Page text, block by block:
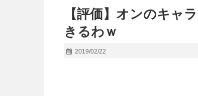
【評価】オンのキャ
きるわｗ
2019/02/22